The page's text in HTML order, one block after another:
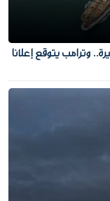
وترامب يتوقع إعلانا